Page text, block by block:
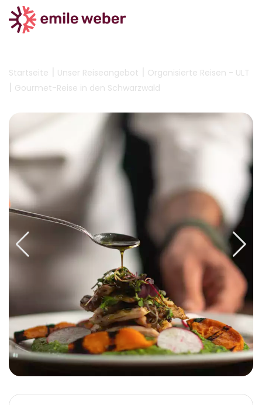
Startseite | Unser Reiseangebot | Organisierte Reisen - ULT
| Gourmet-Reise in den Schwarzwald